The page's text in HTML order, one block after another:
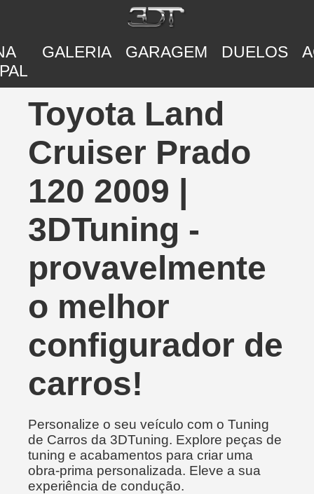
GALERIA GARAGEM DUELOS
Toyota Land
Cruiser Prado
120 2009 |
3DTuning -
provavelmente
o melhor
configurador de
carros!
Personalize o seu veículo com o Tuning
de Carros da 3DTuning. Explore peças de
tuning e acabamentos para criar uma
obra-prima personalizada. Eleve a sua
experiência de condução.